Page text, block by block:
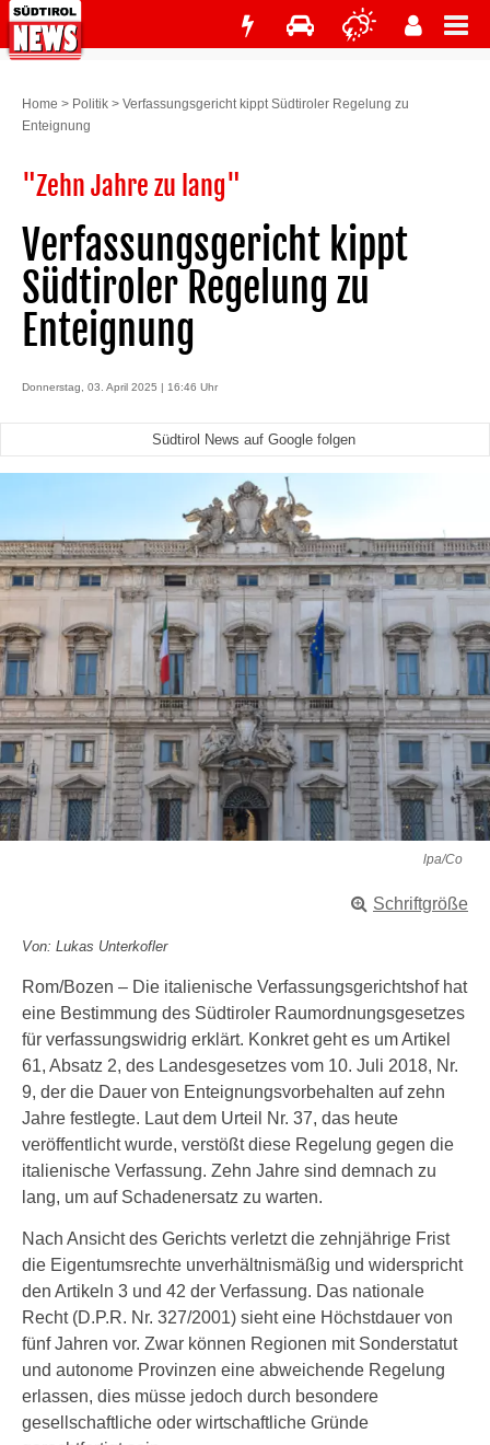
Home > Politik > Verfassungsgericht kippt Südtiroler Regelung zu
Enteignung
"Zehn Jahre zu lang"
Verfassungsgericht kippt
Südtiroler Regelung zu
Enteignung
Donnerstag, 03. April 2025 | 16:46 Uhr
Südtirol News auf Google folgen
lpa/Co
Schriftgröße
Von: Lukas Unterkofler
Rom/Bozen – Die italienische Verfassungsgerichtshof hat
eine Bestimmung des Südtiroler Raumordnungsgesetzes
für verfassungswidrig erklärt. Konkret geht es um Artikel
61, Absatz 2, des Landesgesetzes vom 10. Juli 2018, Nr.
9, der die Dauer von Enteignungsvorbehalten auf zehn
Jahre festlegte. Laut dem Urteil Nr. 37, das heute
veröffentlicht wurde, verstößt diese Regelung gegen die
italienische Verfassung. Zehn Jahre sind demnach zu
lang, um auf Schadenersatz zu warten.
Nach Ansicht des Gerichts verletzt die zehnjährige Frist
die Eigentumsrechte unverhältnismäßig und widerspricht
den Artikeln 3 und 42 der Verfassung. Das nationale
Recht (D.P.R. Nr. 327/2001) sieht eine Höchstdauer von
fünf Jahren vor. Zwar können Regionen mit Sonderstatut
und autonome Provinzen eine abweichende Regelung
erlassen, dies müsse jedoch durch besondere
gesellschaftliche oder wirtschaftliche Gründe